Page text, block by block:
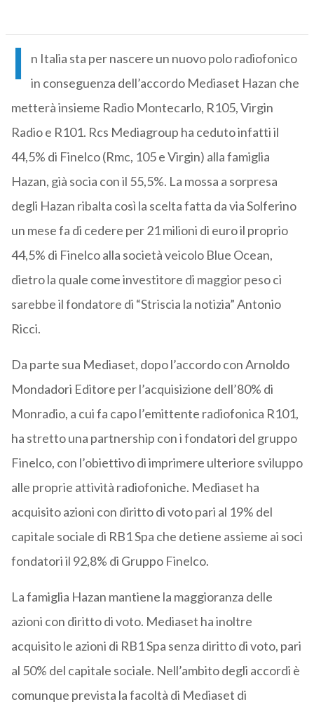
I
n Italia sta per nascere un nuovo polo radiofonico
in conseguenza dell’accordo Mediaset Hazan che
metterà insieme Radio Montecarlo, R105, Virgin
Radio e R101. Rcs Mediagroup ha ceduto infatti il
44,5% di Finelco (Rmc, 105 e Virgin) alla famiglia
Hazan, già socia con il 55,5%. La mossa a sorpresa
degli Hazan ribalta così la scelta fatta da via Solferino
un mese fa di cedere per 21 milioni di euro il proprio
44,5% di Finelco alla società veicolo Blue Ocean,
dietro la quale come investitore di maggior peso ci
sarebbe il fondatore di “Striscia la notizia” Antonio
Ricci.
Da parte sua Mediaset, dopo l’accordo con Arnoldo
Mondadori Editore per l’acquisizione dell’80% di
Monradio, a cui fa capo l’emittente radiofonica R101,
ha stretto una partnership con i fondatori del gruppo
Finelco, con l’obiettivo di imprimere ulteriore sviluppo
alle proprie attività radiofoniche. Mediaset ha
acquisito azioni con diritto di voto pari al 19% del
capitale sociale di RB1 Spa che detiene assieme ai soci
fondatori il 92,8% di Gruppo Finelco.
La famiglia Hazan mantiene la maggioranza delle
azioni con diritto di voto. Mediaset ha inoltre
acquisito le azioni di RB1 Spa senza diritto di voto, pari
al 50% del capitale sociale. Nell’ambito degli accordi è
comunque prevista la facoltà di Mediaset di